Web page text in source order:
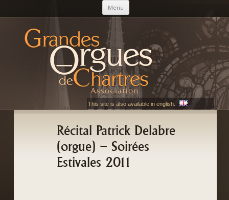
Menu Aller au contenu principal
AGOC
Les Grandes Orgues de Chartres
This site is also available in english.
Récital Patrick Delabre
(orgue) – Soirées
Estivales 2011